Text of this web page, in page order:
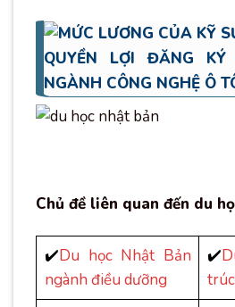
QUYỀN LỢI ĐĂNG
NGÀNH CÔNG NGHỆ Ô
Chủ đề liên quan đến du
✔️Du học Nhật Bản
ngành điều dưỡng
✔️